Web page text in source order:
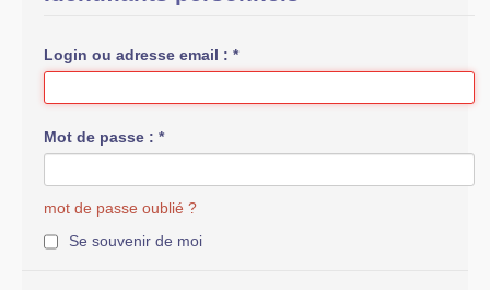
Login ou adresse email : *
Mot de passe : *
mot de passe oublié ?
Se souvenir de moi